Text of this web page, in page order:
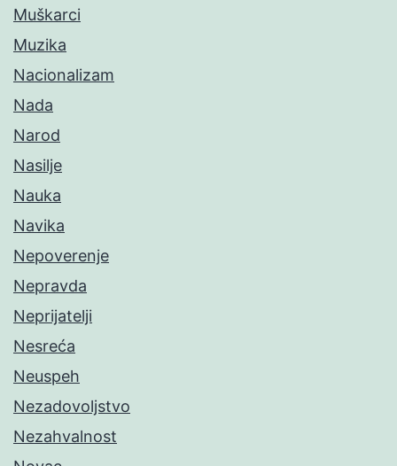
Muškarci
Muzika
Nacionalizam
Nada
Narod
Nasilje
Nauka
Navika
Nepoverenje
Nepravda
Neprijatelji
Nesreća
Neuspeh
Nezadovoljstvo
Nezahvalnost